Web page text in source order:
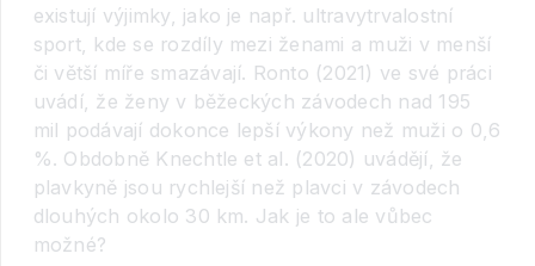
existují výjimky, jako je např. ultravytrvalostní
sport, kde se rozdíly mezi ženami a muži v menší
či větší míře smazávají. Ronto (2021) ve své práci
uvádí, že ženy v běžeckých závodech nad 195
mil podávají dokonce lepší výkony než muži o 0,6
%. Obdobně Knechtle et al. (2020) uvádějí, že
plavkyně jsou rychlejší než plavci v závodech
dlouhých okolo 30 km. Jak je to ale vůbec
možné?